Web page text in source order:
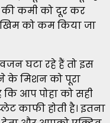
कमी को दूर कर
को कम किया जा
घटा रहे हैं तो इस
के मिशन को पूरा
आप पोहा को सही
काफी होती है। इतना